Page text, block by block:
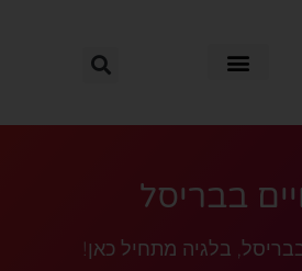
בבריסל
בלגיה מתחיל כאן!